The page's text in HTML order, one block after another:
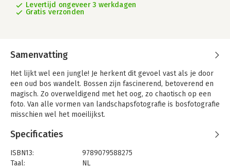
Levertijd ongeveer 3 werkdagen
Gratis verzonden
Samenvatting
Het lijkt wel een jungle! Je herkent dit gevoel vast als je door
een oud bos wandelt. Bossen zijn fascinerend, betoverend en
magisch. Zo overweldigend met het oog, zo chaotisch op een
foto. Van alle vormen van landschapsfotografie is bosfotografie
misschien wel het moeilijkst.
Laat je niet meteen ontmoedigen, want eenmaal de smaak te
pakken zul je merken dat het verslavend is! Ellen Borggreve
en Daniël Laan zul je niet snel buiten het bos aantreffen. De
ervaring van deze superspecialisten en rasechte
Specificaties
ISBN13:
9789079588275
Taal:
NL